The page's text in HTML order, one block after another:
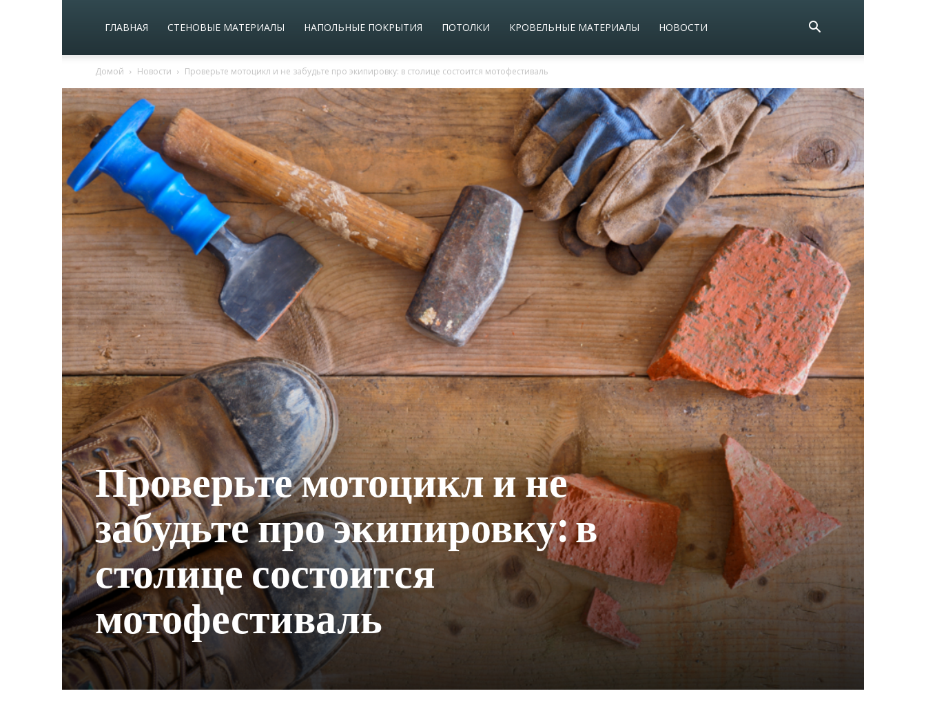
ГЛАВНАЯ СТЕНОВЫЕ МАТЕРИАЛЫ НАПОЛЬНЫЕ ПОКРЫТИЯ ПОТОЛКИ КРОВЕЛЬНЫЕ МАТЕРИАЛЫ НОВОСТИ
Домой Новости Проверьте мотоцикл и не забудьте про экипировку: в столице состоится мотофестиваль
Проверьте мотоцикл и не
забудьте про экипировку: в
столице состоится
мотофестиваль